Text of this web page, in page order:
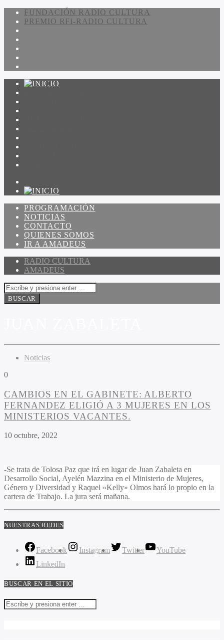
FUNDACIÓN RADIO CULTURA
PREMIO RFI-RADIO CULTURA
PROGRAMACIÓN
NOTICIAS
CONTACTO
QUIENES SOMOS
IR A AMADEUS
RADIO CULTURA
AMADEUS
Noticias
0
CAMBIOS EN EL GABINETE: ALBERTO
FERNANDEZ ELIGIÓ A 3 MUJERES EN LOS
MINISTERIOS VACANTES.
10 octubre, 2022
-Se trata de Tolosa Paz que irá en lugar de Juan Zabaleta en
Desarrollo Social, Ayelén Mazzina en el Ministerio de Mujeres,
Género y Diversidad y Raquel «Kelly» Olmos hará lo propio en la
cartera de Trabajo. La jura será mañana.
NUESTRAS REDES
Facebook Instagram Twitter
YouTube
LinkedIn
BUSCAR EN EL SITIO